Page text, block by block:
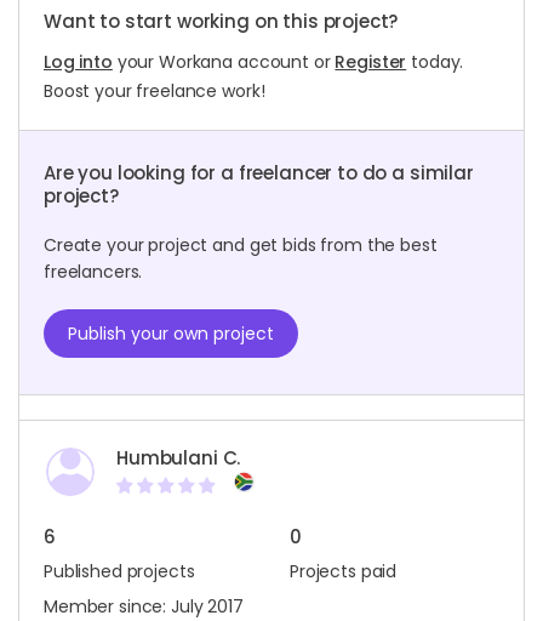
Want to start working on this project?
Log into your Workana account or Register today.
Boost your freelance work!
Are you looking for a freelancer to do a similar
project?
Create your project and get bids from the best
freelancers.
Publish your own project
Humbulani C.
6
Published projects
0
Projects paid
Member since: July 2017